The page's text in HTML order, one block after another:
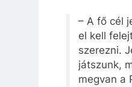
– A fő cél
el kell
szerezni.
játszunk,
megvan a